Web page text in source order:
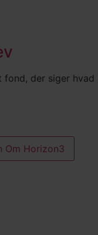
der siger hvad
Om Horizon3